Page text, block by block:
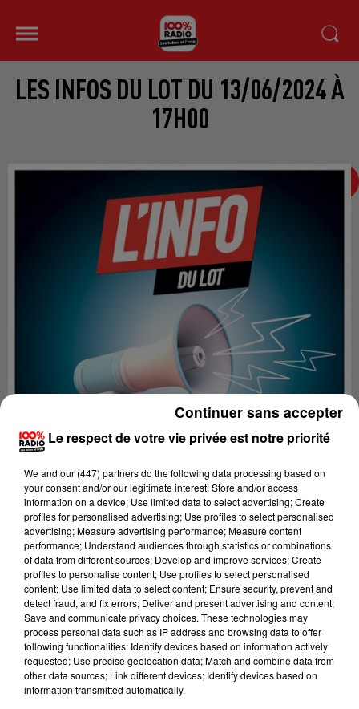
LES INFOS DU LOT DU 13/06/2024 À
17H00
Lecture (4 min 52 sec)
100%
100% Radio les infos du Lot
Le respect de votre vie privée est notre priorité
We and our (447) partnersdo the following data processing based on
your consent and/or our legitimate interest: Store and/or access
information on a device; Use limited data to select advertising; Create
profiles for personalised advertising; Use profiles to select personalised
advertising; Measure advertising performance; Measure content
performance; Understand audiences through statistics or combinations
of data from different sources; Develop and improve services; Create
profiles to personalise content; Use profiles to select personalised
content; Use limited data to select content; Ensure security, prevent and
detect fraud, and fix errors; Deliver and present advertising and content;
Save and communicate privacy choices. These technologies may
process personal data such as IP address and browsing data to offer
following functionalities: Identify devices based on information actively
requested; Use precise geolocation data; Match and combine data from
other data sources; Link different devices; Identify devices based on
information transmitted automatically.
Continuer sans accepter